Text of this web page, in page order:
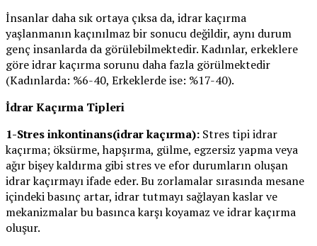
İnsanlar daha sık ortaya çıksa da, idrar kaçırma
yaşlanmanın kaçınılmaz bir sonucu değildir, aynı durum
genç insanlarda da görülebilmektedir. Kadınlar, erkeklere
göre idrar kaçırma sorunu daha fazla görülmektedir
(Kadınlarda: %6-40, Erkeklerde ise: %17-40).
İdrar Kaçırma Tipleri
1-Stres inkontinans(idrar kaçırma): Stres tipi idrar
kaçırma; öksürme, hapşırma, gülme, egzersiz yapma veya
ağır bişey kaldırma gibi stres ve efor durumların oluşan
idrar kaçırmayı ifade eder. Bu zorlamalar sırasında mesane
içindeki basınç artar, idrar tutmayı sağlayan kaslar ve
mekanizmalar bu basınca karşı koyamaz ve idrar kaçırma
oluşur.